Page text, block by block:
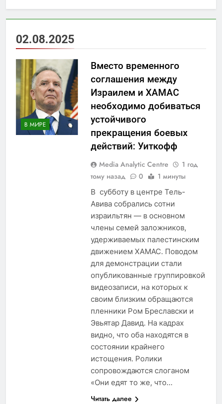
02.08.2025
В МИРЕ
Вместо временного
соглашения между
Израилем и ХАМАС
необходимо добиваться
устойчивого
прекращения боевых
действий: Уиткофф
Media Analytic Centre
1 год
тому назад
0 1 минуты
В субботу в центре Тель-
Авива собрались сотни
израильтян — в основном
члены семей заложников,
удерживаемых палестинским
движением ХАМАС. Поводом
для демонстрации стали
опубликованные группировкой
видеозаписи, на которых к
своим близким обращаются
пленники Ром Бреславски и
Эвьятар Давид. На кадрах
видно, что оба находятся в
состоянии крайнего
истощения. Ролики
сопровождаются слоганом
«Они едят то же, что…
Читать далее